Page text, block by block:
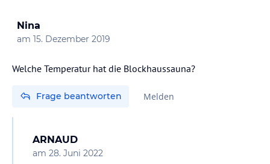
Nina
am 15. Dezember 2019
Welche Temperatur hat die Blockhaussauna?
Frage beantworten Melden
ARNAUD
am 28. Juni 2022